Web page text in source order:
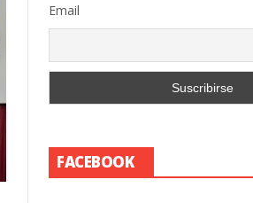
Email
FACEBOOK